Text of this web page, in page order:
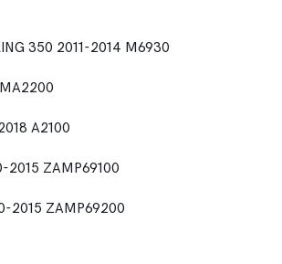
350 2011-2014 M6930
A2100
2015 ZAMP69100
2015 ZAMP69200